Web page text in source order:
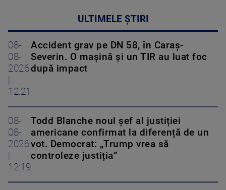
ULTIMELE ȘTIRI
08-
08-
2026
|
12:21
Accident grav pe DN 58, în Caraș-
Severin. O mașină și un TIR au luat foc
după impact
08-
08-
2026
|
12:19
Todd Blanche noul șef al justiției
americane confirmat la diferență de un
vot. Democrat: „Trump vrea să
controleze justiția”